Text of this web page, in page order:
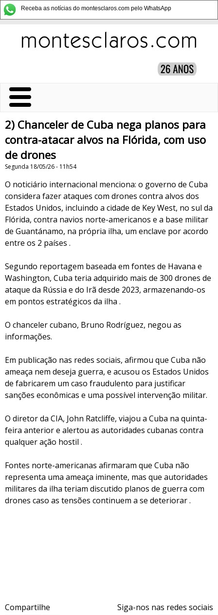
Receba as notícias do montesclaros.com pelo WhatsApp
2) Chanceler de Cuba nega planos para
contra-atacar alvos na Flórida, com uso
de drones
Segunda 18/05/26 - 11h54
O noticiário internacional menciona: o governo de Cuba
considera fazer ataques com drones contra alvos dos
Estados Unidos, incluindo a cidade de Key West, no sul da
Flórida, contra navios norte-americanos e a base militar
de Guantánamo, na própria ilha, um enclave por acordo
entre os 2 países .
Segundo reportagem baseada em fontes de Havana e
Washington, Cuba teria adquirido mais de 300 drones de
ataque da Rússia e do Irã desde 2023, armazenando-os
em pontos estratégicos da ilha .
O chanceler cubano, Bruno Rodríguez, negou as
informações.
Em publicação nas redes sociais, afirmou que Cuba não
ameaça nem deseja guerra, e acusou os Estados Unidos
de fabricarem um caso fraudulento para justificar
sanções econômicas e uma possível intervenção militar.
O diretor da CIA, John Ratcliffe, viajou a Cuba na quinta-
feira anterior e alertou as autoridades cubanas contra
qualquer ação hostil .
Fontes norte-americanas afirmaram que Cuba não
representa uma ameaça iminente, mas que autoridades
militares da ilha teriam discutido planos de guerra com
drones caso as tensões continuem a se deteriorar .
Compartilhe Siga-nos nas redes sociais